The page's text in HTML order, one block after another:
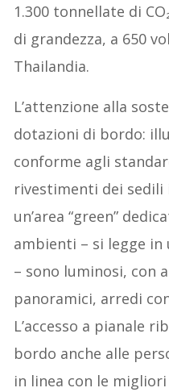
1.300 tonnellate di
di grandezza, a 650
Thailandia.
L’attenzione alla
dotazioni di bordo:
conforme agli
rivestimenti dei
un’area “green”
ambienti – si legge in
– sono luminosi, con
panoramici, arredi
L’accesso a pianale
bordo anche alle
in linea con le